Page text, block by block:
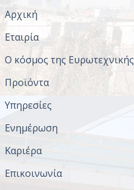
Αρχική
Εταιρία
Ο κόσμος της Ευρωτεχνικής
Προϊόντα
Υπηρεσίες
Ενημέρωση
Καριέρα
Επικοινωνία